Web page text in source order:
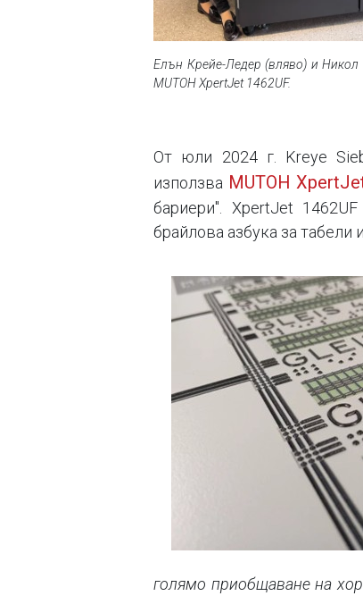
Елън Крейе-Ледер (вляво) и Никол
MUTOH XpertJet 1462UF.
От юли 2024 г. Kreye
използва MUTOH
бариери". XpertJet
брайлова азбука за табели
голямо приобщаване на